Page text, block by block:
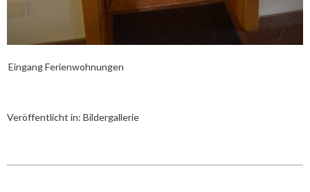
Eingang Ferienwohnungen
Veröffentlicht in: Bildergallerie